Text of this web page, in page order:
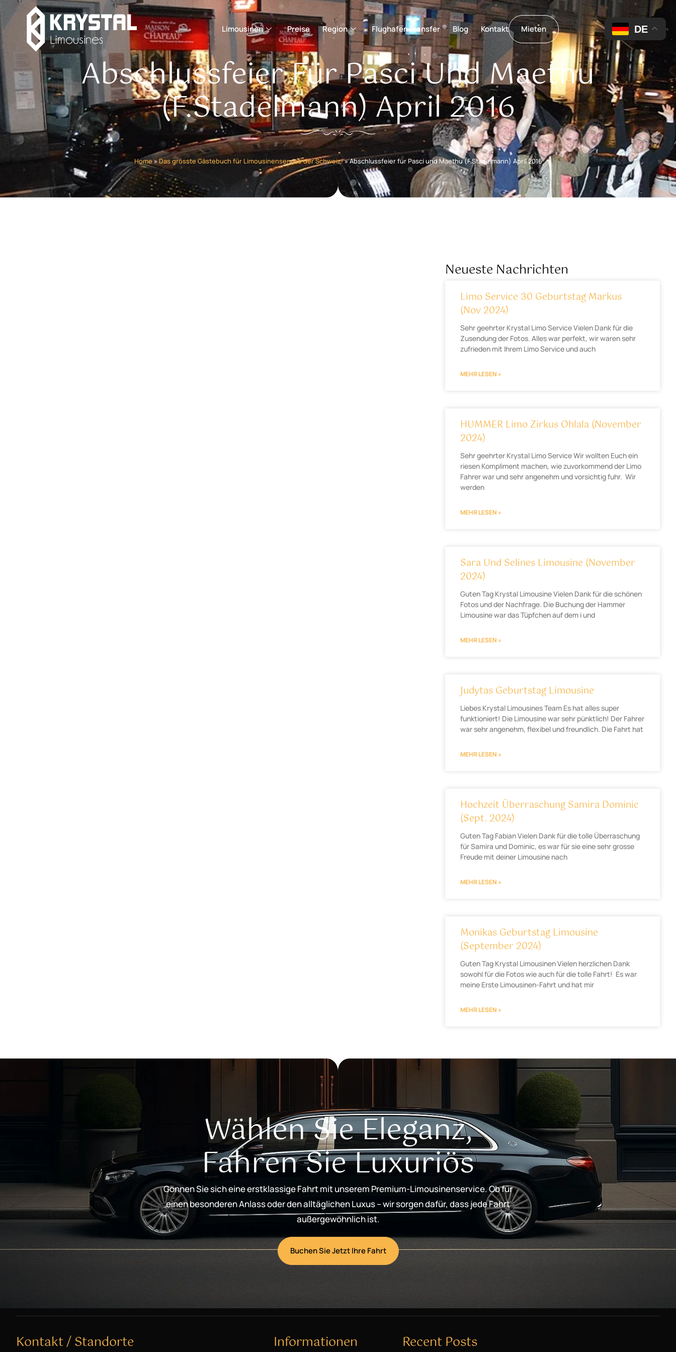
Limousinen Preise Region Flughafen Transfer Blog Kontakt Mieten
Abschlussfeier Für Pasci Und Maethu
(F.Stadelmann) April 2016
Home»Das grösste Gästebuch für Limousinenservice der Schweiz!»Abschlussfeier für Pasci und Maethu (F.Stadelmann) April 2016
Neueste Nachrichten
Limo Service 30 Geburtstag Markus
(Nov 2024)
Sehr geehrter Krystal Limo Service Vielen Dank für die
Zusendung der Fotos. Alles war perfekt, wir waren sehr
zufrieden mit Ihrem Limo Service und auch
MEHR LESEN »
HUMMER Limo Zirkus Ohlala (November
2024)
Sehr geehrter Krystal Limo Service Wir wollten Euch ein
riesen Kompliment machen, wie zuvorkommend der Limo
Fahrer war und sehr angenehm und vorsichtig fuhr. Wir
werden
MEHR LESEN »
Sara Und Selines Limousine (November
2024)
Guten Tag Krystal Limousine Vielen Dank für die schönen
Fotos und der Nachfrage. Die Buchung der Hammer
Limousine war das Tüpfchen auf dem i und
MEHR LESEN »
Judytas Geburtstag Limousine
Liebes Krystal Limousines Team Es hat alles super
funktioniert! Die Limousine war sehr pünktlich! Der Fahrer
war sehr angenehm, flexibel und freundlich. Die Fahrt hat
MEHR LESEN »
Hochzeit Überraschung Samira Dominic
(Sept. 2024)
Guten Tag Fabian Vielen Dank für die tolle Überraschung
für Samira und Dominic, es war für sie eine sehr grosse
Freude mit deiner Limousine nach
MEHR LESEN »
Monikas Geburtstag Limousine
(September 2024)
Guten Tag Krystal Limousinen Vielen herzlichen Dank
sowohl für die Fotos wie auch für die tolle Fahrt! Es war
meine Erste Limousinen-Fahrt und hat mir
MEHR LESEN »
Wählen Sie Eleganz,
Fahren Sie Luxuriös
Gönnen Sie sich eine erstklassige Fahrt mit unserem Premium-Limousinenservice. Ob für
einen besonderen Anlass oder den alltäglichen Luxus – wir sorgen dafür, dass jede Fahrt
außergewöhnlich ist.
Buchen Sie Jetzt Ihre Fahrt
Kontakt / Standorte Informationen Recent Posts
DE